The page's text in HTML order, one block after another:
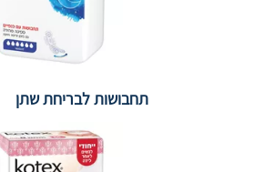
תחבושות לבריחת שתן